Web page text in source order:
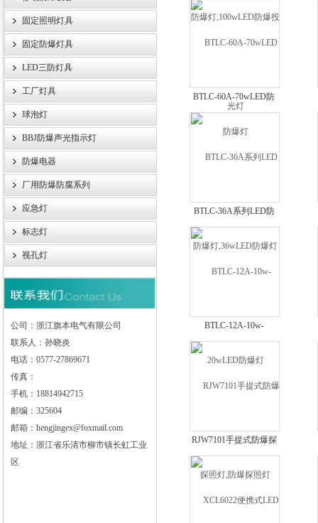
固定照明灯具
固定防爆灯具
LED三防灯具
工厂灯具
球泡灯
BBJ防爆声光指示灯
防爆电器
厂用防爆防腐系列
应急灯
标志灯
视孔灯
公司：浙江旗本电气有限公司
联系人：孙晓炎
电话：0577-27869671
传真：
手机：18814942715
邮编：325604
邮箱：hengjingex@foxmail.com
地址：浙江省乐清市柳市镇长虹工业
区
灯
BTLC-60A-70wLED防
爆灯
BTLC-36A系列LED防
爆灯,36wLED防爆灯
BTLC-12A-10w-
20wLED防爆灯
RJW7101手提式防爆探
照灯,防爆探照灯